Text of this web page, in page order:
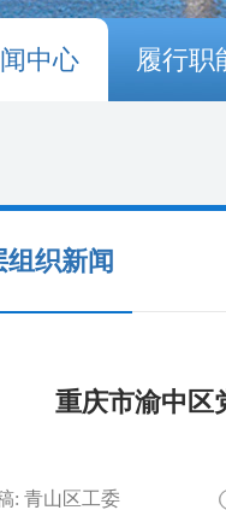
中心 履行职
组织新闻
重庆市渝中区
: 青山区工委